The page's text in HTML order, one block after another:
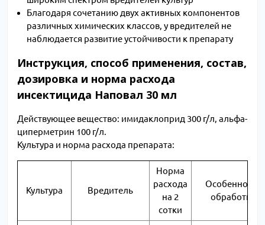
Благодаря сочетанию двух активных компонентов
различных химических классов, у вредителей не
наблюдается развитие устойчивости к препарату
Инструкция, способ применения, состав,
дозировка и норма расхода
инсектицида Наповал 30 мл
Действующее вещество: имидаклоприд 300 г/л, альфа-
циперметрин 100 г/л.
Культура и норма расхода препарата:
Культура Вредитель
Норма
расхода
на 2
сотки
Особенности
обработки